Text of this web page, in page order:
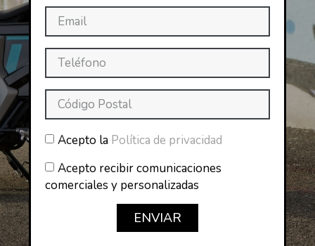
Acepto la Política de privacidad
Acepto recibir comunicaciones
comerciales y personalizadas
ENVIAR